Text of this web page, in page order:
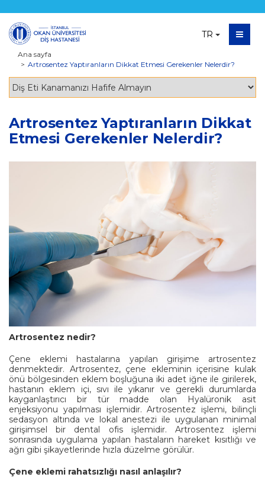
TR
Ana sayfa
Artrosentez Yaptıranların Dikkat Etmesi Gerekenler Nelerdir?
Artrosentez Yaptıranların Dikkat
Etmesi Gerekenler Nelerdir?
Artrosentez nedir?
Çene eklemi hastalarına yapılan girişime artrosentez
denmektedir. Artrosentez, çene ekleminin içerisine kulak
önü bölgesinden eklem boşluğuna iki adet iğne ile girilerek,
hastanın eklem içi, sıvı ile yıkanır ve gerekli durumlarda
kayganlaştırıcı bir tür madde olan Hyalüronik asit
enjeksiyonu yapılması işlemidir. Artrosentez işlemi, bilinçli
sedasyon altında ve lokal anestezi ile uygulanan minimal
girişimsel bir dental ofis işlemidir. Artrosentez işlemi
sonrasında uygulama yapılan hastaların hareket kısıtlığı ve
ağrı gibi şikayetlerinde hızla düzelme görülür.
Çene eklemi rahatsızlığı nasıl anlaşılır?